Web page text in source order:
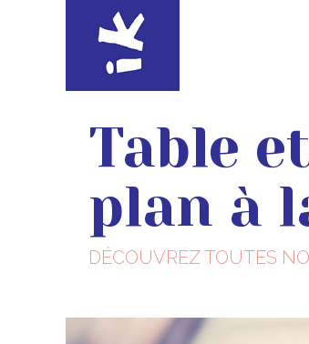
Table
plan à
DÉCOUVREZ TOUTES